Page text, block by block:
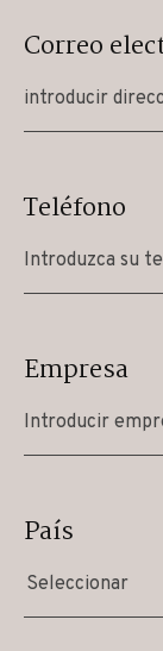
Correo
Teléfono
Empresa
País
Seleccionar